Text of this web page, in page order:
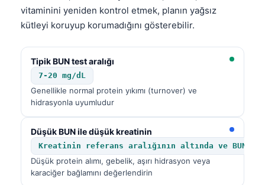
vitaminini yeniden kontrol etmek, planın yağsız
kütleyi koruyup korumadığını gösterebilir.
Tipik BUN test aralığı
7-20 mg/dL
Genellikle normal protein yıkımı (turnover) ve
hidrasyonla uyumludur
Düşük BUN ile düşük kreatinin
Kreatinin referans aralığının altında ve BUN <7
Düşük protein alımı, gebelik, aşırı hidrasyon veya
karaciğer bağlamını değerlendirin
Latviešu valoda
Македонски јазик
Euskara
Gàidhlig
Occitan
العربية المغربية
Afrikaans
ພາສາລາວ
Basa Jawa